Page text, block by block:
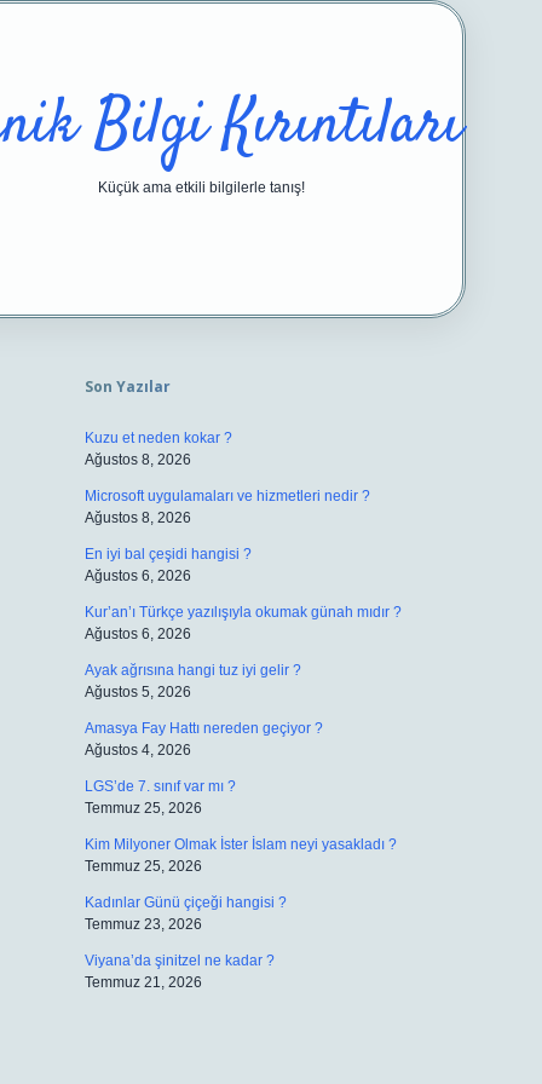
Bilgi Kırıntıları
Küçük ama etkili bilgilerle tanış!
Son Yazılar
Kuzu et neden kokar ?
Ağustos 8, 2026
Microsoft uygulamaları ve hizmetleri nedir ?
Ağustos 8, 2026
En iyi bal çeşidi hangisi ?
Ağustos 6, 2026
Kur’an’ı Türkçe yazılışıyla okumak günah mıdır ?
Ağustos 6, 2026
Ayak ağrısına hangi tuz iyi gelir ?
Ağustos 5, 2026
Amasya Fay Hattı nereden geçiyor ?
Ağustos 4, 2026
LGS’de 7. sınıf var mı ?
Temmuz 25, 2026
Kim Milyoner Olmak İster İslam neyi yasakladı ?
Temmuz 25, 2026
Kadınlar Günü çiçeği hangisi ?
Temmuz 23, 2026
Viyana’da şinitzel ne kadar ?
Temmuz 21, 2026